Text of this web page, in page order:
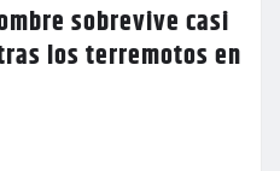
sobrevive casi
los terremotos en